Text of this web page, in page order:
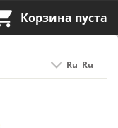
Ru Ru
Корзина пуста